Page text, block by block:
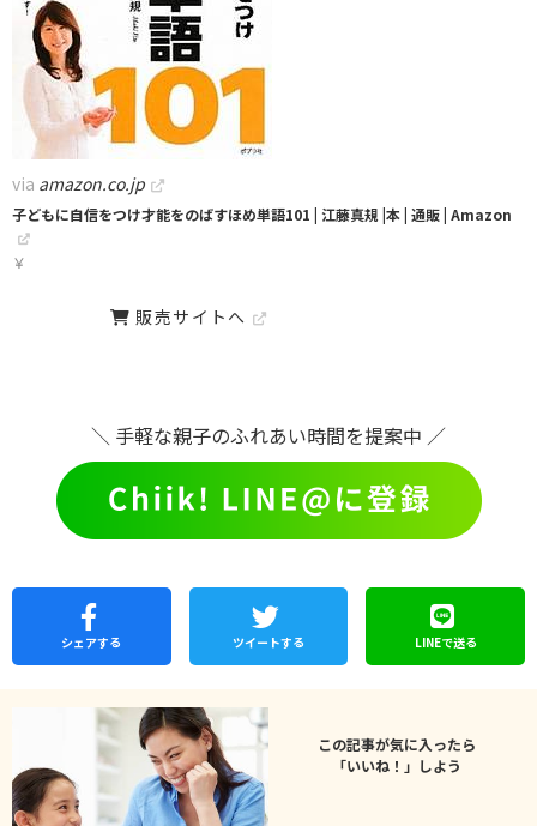
via amazon.co.jp
子どもに自信をつけ才能をのばすほめ単語101 | 江藤真規 |本 | 通販 | Amazon
￥
販売サイトへ
＼ 手軽な親子のふれあい時間を提案中 ／
シェアする ツイートする LINEで送る
この記事が気に入ったら
「いいね！」しよう